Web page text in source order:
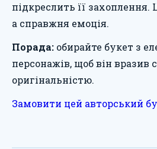
підкреслить її захоплення.
а справжня емоція.
Порада: обирайте букет з
персонажів, щоб він вразив
оригінальністю.
Замовити цей авторський